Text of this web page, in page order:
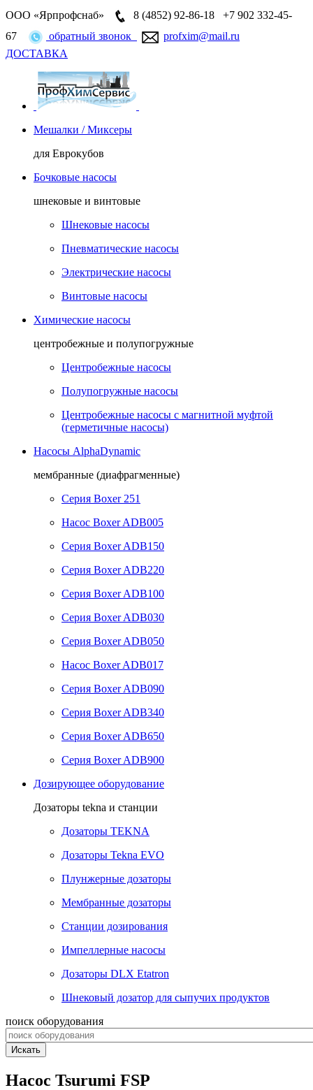
ООО «Ярпрофснаб» 8 (4852) 92-86-18
+7 902 332-45-
67
обратный звонок
profxim@mail.ru
ДОСТАВКА
Мешалки / Миксеры
для Еврокубов
Бочковые насосы
шнековые и винтовые
Шнековые насосы
Пневматические насосы
Электрические насосы
Винтовые насосы
Химические насосы
центробежные и полупогружные
Центробежные насосы
Полупогружные насосы
Центробежные насосы с магнитной муфтой
(герметичные насосы)
Насосы AlphaDynamic
мембранные (диафрагменные)
Серия Boxer 251
Насос Boxer ADB005
Серия Boxer ADB150
Серия Boxer ADB220
Серия Boxer ADB100
Серия Boxer ADB030
Серия Boxer ADB050
Насос Boxer ADB017
Серия Boxer ADB090
Серия Boxer ADB340
Серия Boxer ADB650
Серия Boxer ADB900
Дозирующее оборудование
Дозаторы tekna и станции
Дозаторы TEKNA
Дозаторы Tekna EVO
Плунжерные дозаторы
Мембранные дозаторы
Станции дозирования
Импеллерные насосы
Дозаторы DLX Etatron
Шнековый дозатор для сыпучих продуктов
поиск оборудования
Искать
Насос Tsurumi FSP